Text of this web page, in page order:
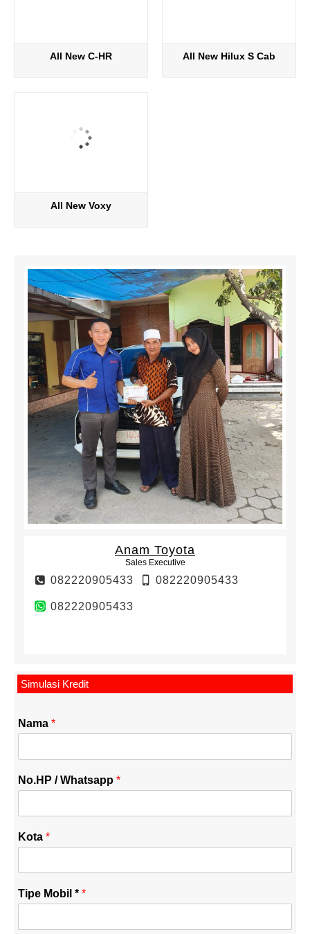
All New C-HR All New Hilux S Cab
All New Voxy
Anam Toyota
Sales Executive
082220905433 082220905433
082220905433
Simulasi Kredit
Nama *
No.HP / Whatsapp *
Kota *
Tipe Mobil * *